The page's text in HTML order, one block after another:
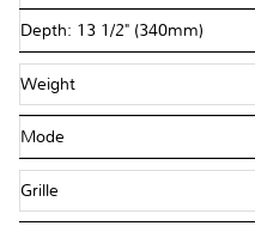
Depth: 13 1/2" (340mm)
Weight
Mode
Grille